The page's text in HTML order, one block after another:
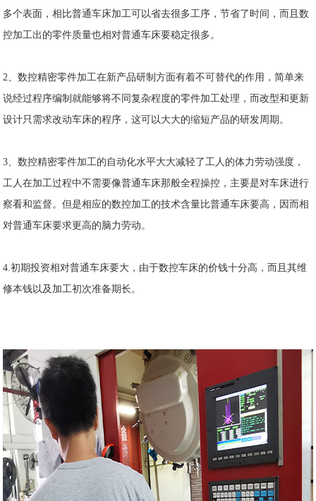
多个表面，相比普通车床加工可以省去很多工序，节省了时间，而且数
控加工出的零件质量也相对普通车床要稳定很多。
2、数控精密零件加工在新产品研制方面有着不可替代的作用，简单来
说经过程序编制就能够将不同复杂程度的零件加工处理，而改型和更新
设计只需求改动车床的程序，这可以大大的缩短产品的研发周期。
3、数控精密零件加工的自动化水平大大减轻了工人的体力劳动强度，
工人在加工过程中不需要像普通车床那般全程操控，主要是对车床进行
察看和监督。但是相应的数控加工的技术含量比普通车床要高，因而相
对普通车床要求更高的脑力劳动。
4.初期投资相对普通车床要大，由于数控车床的价钱十分高，而且其维
修本钱以及加工初次准备期长。